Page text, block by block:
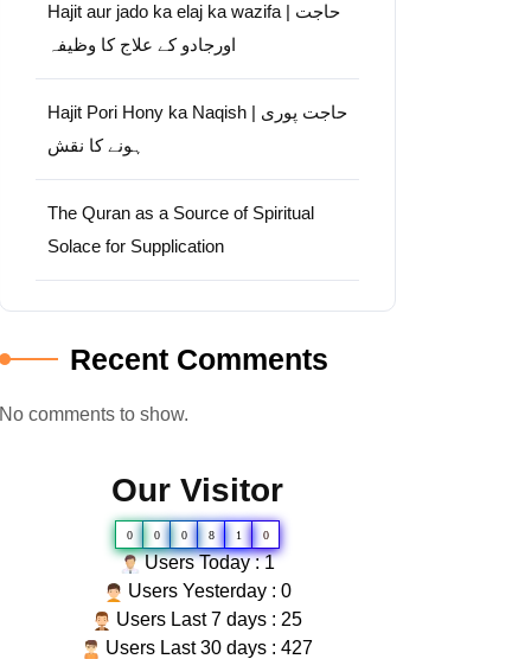
Hajit aur jado ka elaj ka wazifa | حاجت
اورجادو کے علاج کا وظیفہ
Hajit Pori Hony ka Naqish | حاجت پوری
ہونے کا نقش
The Quran as a Source of Spiritual
Solace for Supplication
Recent Comments
No comments to show.
Our Visitor
0 0 0 8 1 0
Users Today : 1
Users Yesterday : 0
Users Last 7 days : 25
Users Last 30 days : 427